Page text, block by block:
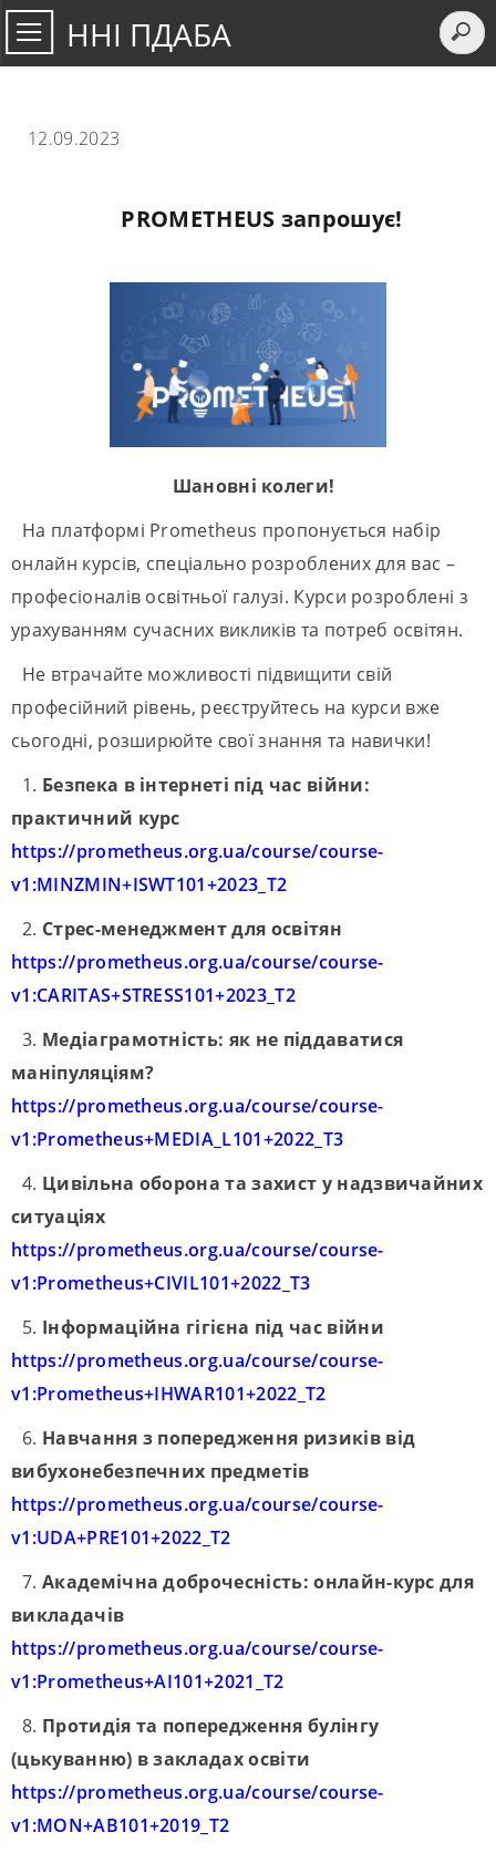
ННІ ПДАБА
12.09.2023
PROMETHEUS запрошує!
Шановні колеги!
На платформі Prometheus пропонується набір
онлайн курсів, спеціально розроблених для вас –
професіоналів освітньої галузі. Курси розроблені з
урахуванням сучасних викликів та потреб освітян.
Не втрачайте можливості підвищити свій
професійний рівень, реєструйтесь на курси вже
сьогодні, розширюйте свої знання та навички!
1. Безпека в інтернеті під час війни:
практичний курс
https://prometheus.org.ua/course/course-
v1:MINZMIN+ISWT101+2023_T2
2. Стрес-менеджмент для освітян
https://prometheus.org.ua/course/course-
v1:CARITAS+STRESS101+2023_T2
3. Медіаграмотність: як не піддаватися
маніпуляціям?
https://prometheus.org.ua/course/course-
v1:Prometheus+MEDIA_L101+2022_T3
4. Цивільна оборона та захист у надзвичайних
ситуаціях
https://prometheus.org.ua/course/course-
v1:Prometheus+CIVIL101+2022_T3
5. Інформаційна гігієна під час війни
https://prometheus.org.ua/course/course-
v1:Prometheus+IHWAR101+2022_T2
6. Навчання з попередження ризиків від
вибухонебезпечних предметів
https://prometheus.org.ua/course/course-
v1:UDA+PRE101+2022_T2
7. Академічна доброчесність: онлайн-курс для
викладачів
https://prometheus.org.ua/course/course-
v1:Prometheus+AI101+2021_T2
8. Протидія та попередження булінгу
(цькуванню) в закладах освіти
https://prometheus.org.ua/course/course-
v1:MON+AB101+2019_T2